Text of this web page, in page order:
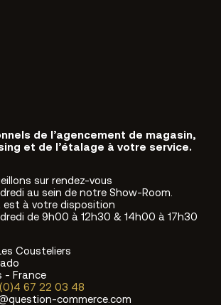
de l’agencement de magasin,
et de l’étalage à votre service.
sur rendez-vous
au sein de notre Show-Room.
est à votre disposition
de 9h00 à 12h30 & 14h00 à 17h30
Cousteliers
- France
67 22 03 48
commerce.com